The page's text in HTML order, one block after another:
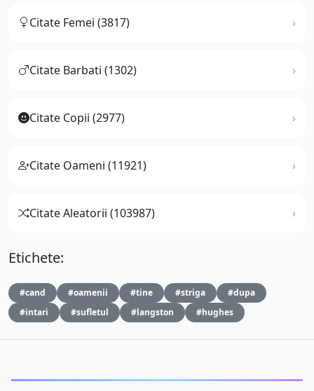
Citate Femei (3817)
Citate Barbati (1302)
Citate Copii (2977)
Citate Oameni (11921)
Citate Aleatorii (103987)
Etichete:
#cand #oamenii #tine #striga
#dupa
#intari
#sufletul #langston #hughes